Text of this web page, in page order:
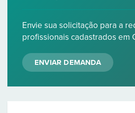
Envie sua solicitação para a
profissionais cadastrados em
ENVIAR DEMANDA